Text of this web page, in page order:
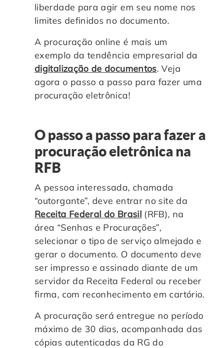
Consultoria Documental
liberdade para agir em seu nome nos
limites definidos no documento.
A procuração online é mais um
exemplo da tendência empresarial da
digitalização de documentos. Veja
agora o passo a passo para fazer uma
procuração eletrônica!
O passo a passo para fazer a
procuração eletrônica na
RFB
A pessoa interessada, chamada
“outorgante”, deve entrar no site da
Receita Federal do Brasil (RFB), na
área “Senhas e Procurações”,
selecionar o tipo de serviço almejado e
gerar o documento. O documento deve
ser impresso e assinado diante de um
servidor da Receita Federal ou receber
firma, com reconhecimento em cartório.
A procuração será entregue no período
máximo de 30 dias, acompanhada das
cópias autenticadas da RG do